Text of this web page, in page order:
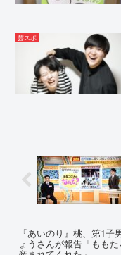
芸スポ
『あいのり』桃、第1
ょうさんが報告「もも